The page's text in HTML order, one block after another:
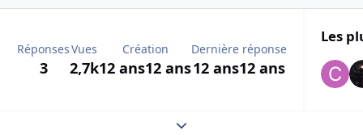
Réponses
3
Vues
2,7k
Création
12 ans12 ans
Dernière réponse
12 ans12 ans
Les
Expand topic overview